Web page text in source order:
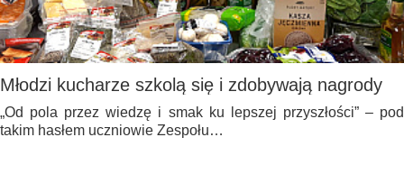
Młodzi kucharze szkolą się i zdobywają nagrody
„Od pola przez wiedzę i smak ku lepszej przyszłości” – pod
takim hasłem uczniowie Zespołu…